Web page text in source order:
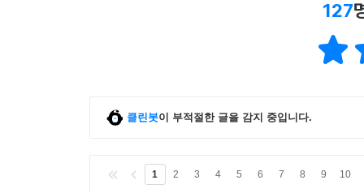
127
클린봇이 부적절한 글을 감지 중입니다.
1 2 3 4 5 6 7 8 9 10